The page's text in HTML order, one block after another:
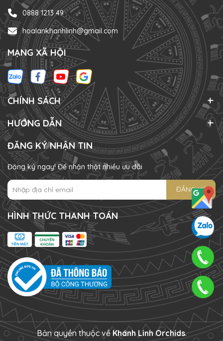
0888 1213 49
hoalankhanhlinh@gmail.com
MẠNG XÃ HỘI
CHÍNH SÁCH
HƯỚNG DẪN
ĐĂNG KÝ NHẬN TIN
Đăng ký ngay! Để nhận thật nhiều ưu đãi
ĐĂNG KÝ
HÌNH THỨC THANH TOÁN
Bản quyền thuộc về Khánh Linh Orchids.